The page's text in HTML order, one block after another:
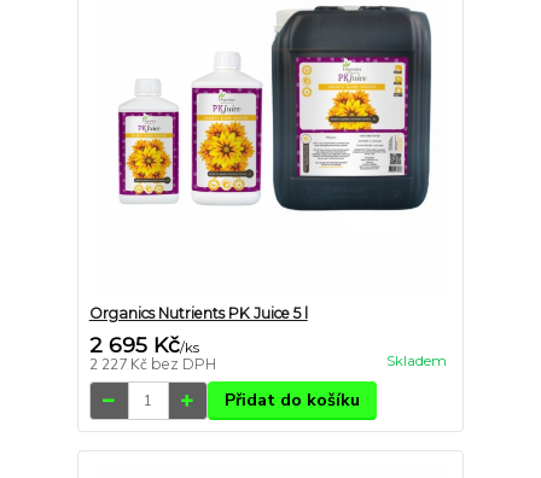
Organics Nutrients PK Juice 5 l
2 695 Kč/ks
2 227 Kč bez DPH Skladem
Přidat do košíku